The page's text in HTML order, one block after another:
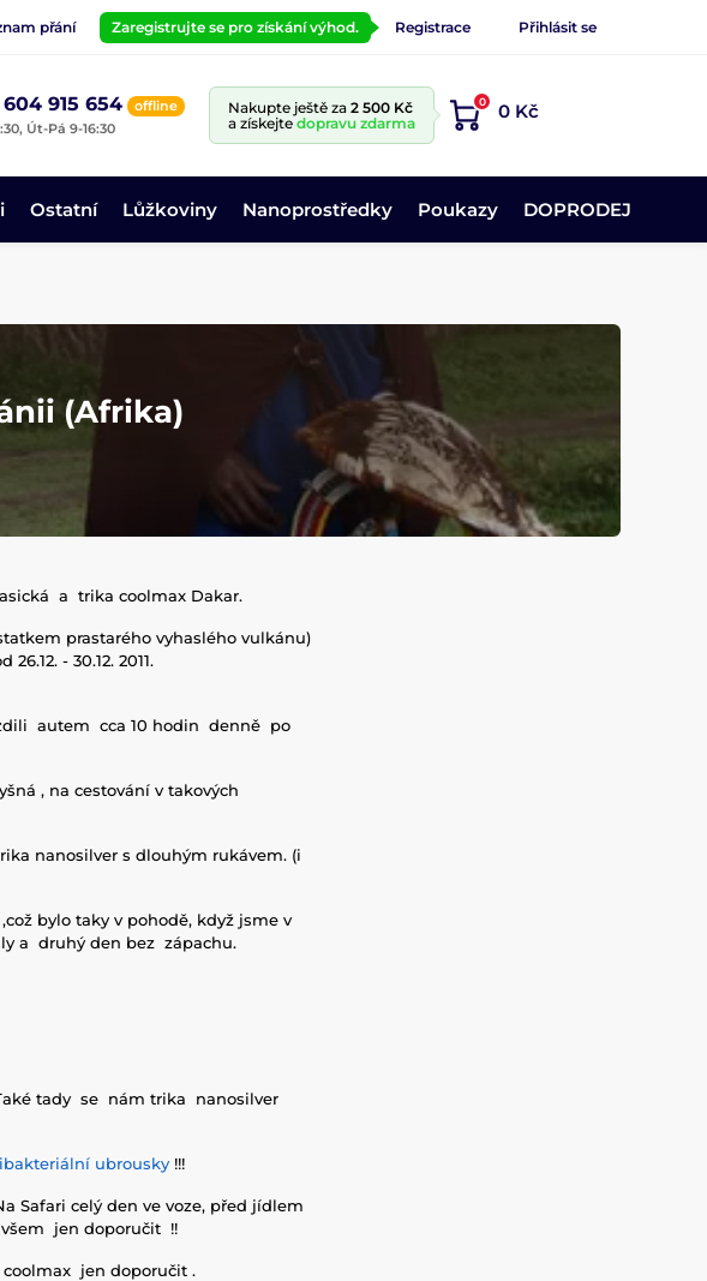
přání Zaregistrujte se pro získání výhod. Registrace Přihlásit se
915 654
offline
Út-Pá 9-16:30
Nakupte ještě za 2 500 Kč
a získejte dopravu zdarma
0 0 Kč
Ostatní Lůžkoviny Nanoprostředky Poukazy DOPRODEJ
(Afrika)
a trika coolmax Dakar.
prastarého vyhaslého vulkánu)
- 30.12. 2011.
autem cca 10 hodin denně po
, na cestování v takových
nanosilver s dlouhým rukávem. (i
bylo taky v pohodě, když jsme v
a druhý den bez zápachu.
tady se nám trika nanosilver
ubrousky !!!
Safari celý den ve voze, před jídlem
jen doporučit !!
jen doporučit .